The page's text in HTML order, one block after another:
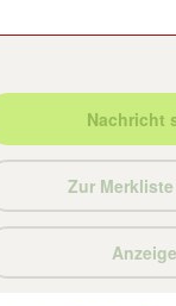
Nachricht
Zur